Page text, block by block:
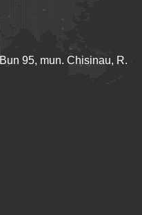
95, mun. Chisinau, R.